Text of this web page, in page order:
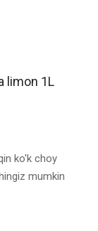
limon 1L
ko'k choy
mumkin